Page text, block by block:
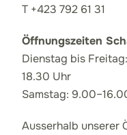
T +423 792 61 31
Öffnungszeiten
Dienstag bis
18.30 Uhr
Samstag:
Ausserhalb unserer